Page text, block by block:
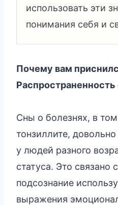
использовать эти
понимания себя и
Почему вам
Распространенность
Сны о болезнях, в
тонзиллите,
у людей разного
статуса. Это связано
подсознание
выражения